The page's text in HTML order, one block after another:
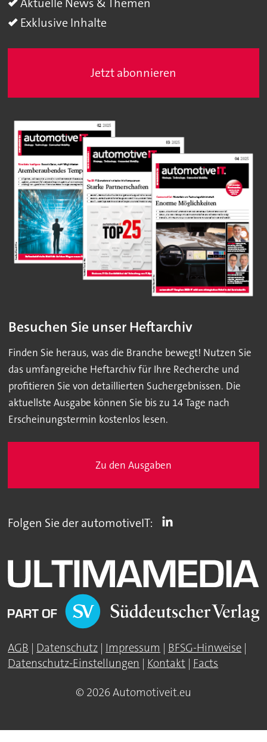
Exklusive Inhalte
Jetzt abonnieren
Besuchen Sie unser Heftarchiv
Finden Sie heraus, was die Branche bewegt! Nutzen Sie
das umfangreiche Heftarchiv für Ihre Recherche und
profitieren Sie von detaillierten Suchergebnissen. Die
aktuellste Ausgabe können Sie bis zu 14 Tage nach
Erscheinungstermin kostenlos lesen.
Zu den Ausgaben
Folgen Sie der automotiveIT:
AGB | Datenschutz | Impressum | BFSG-Hinweise |
Datenschutz-Einstellungen | Kontakt | Facts
© 2026 Automotiveit.eu